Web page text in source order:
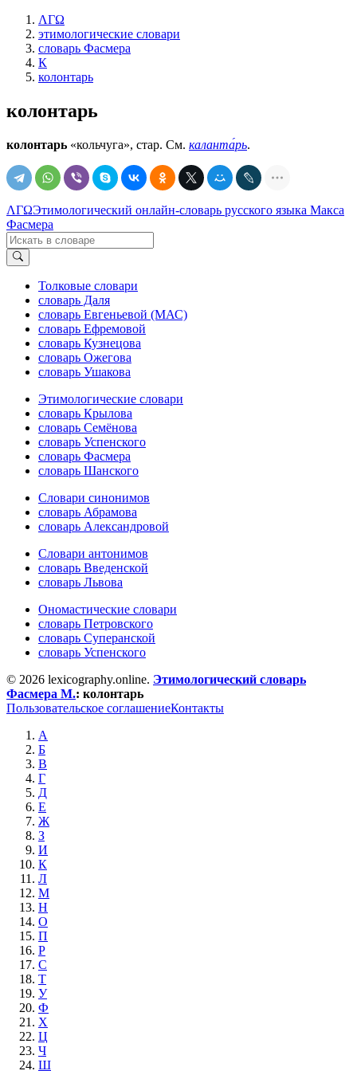
ΛΓΩ
этимологические словари
словарь Фасмера
К
колонтарь
колонтарь
колонтарь «кольчуга», стар. См. каланта́рь.
ΛΓΩЭтимологический онлайн-словарь русского языка Макса
Фасмера
Толковые словари
словарь Даля
словарь Евгеньевой (МАС)
словарь Ефремовой
словарь Кузнецова
словарь Ожегова
словарь Ушакова
Этимологические словари
словарь Крылова
словарь Семёнова
словарь Успенского
словарь Фасмера
словарь Шанского
Словари синонимов
словарь Абрамова
словарь Александровой
Словари антонимов
словарь Введенской
словарь Львова
Ономастические словари
словарь Петровского
словарь Суперанской
словарь Успенского
© 2026 lexicography.online. Этимологический словарь
Фасмера М.: колонтарь
Пользовательское соглашениеКонтакты
А
Б
В
Г
Д
Е
Ж
З
И
К
Л
М
Н
О
П
Р
С
Т
У
Ф
Х
Ц
Ч
Ш